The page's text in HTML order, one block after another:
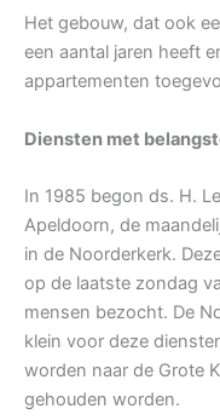
Het gebouw, dat ook
een aantal jaren heeft
appartementen
Diensten met
In 1985 begon ds. H.
Apeldoorn, de
in de Noorderkerk.
op de laatste zondag
mensen bezocht. De
klein voor deze
worden naar de Grote
gehouden worden.